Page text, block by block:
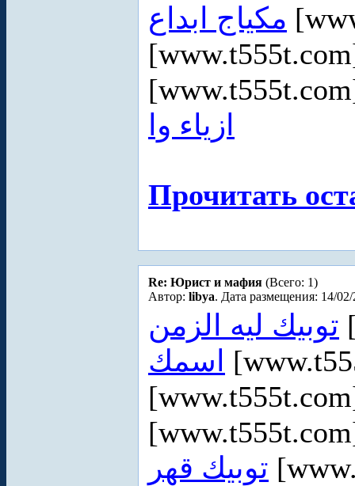
مكياج ابداع
ازياء وا
Прочитать
Re: Юрист и мафия (Всего: 1)
Автор: libya. Дата размещения: 14/02/
توبيك ليه الزمن
اسمك
توبيك قهر